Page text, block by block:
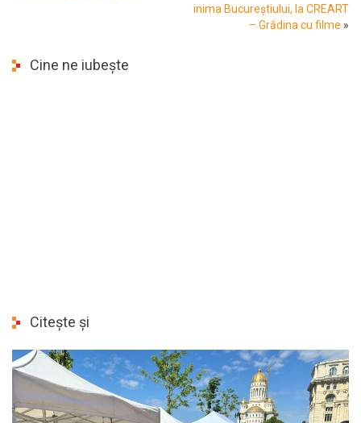
inima Bucureștiului, la CREART
– Grădina cu filme »
Cine ne iubește
Citește și